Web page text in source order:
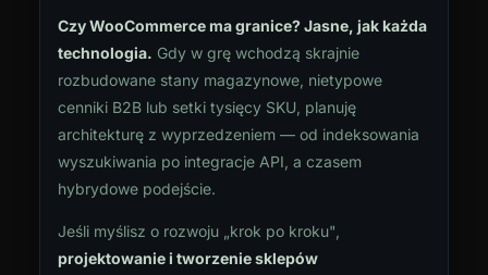
Czy WooCommerce ma granice? Jasne, jak każda
technologia. Gdy w grę wchodzą skrajnie
rozbudowane stany magazynowe, nietypowe
cenniki B2B lub setki tysięcy SKU, planuję
architekturę z wyprzedzeniem — od indeksowania
wyszukiwania po integracje API, a czasem
hybrydowe podejście.
Jeśli myślisz o rozwoju „krok po kroku",
projektowanie i tworzenie sklepów